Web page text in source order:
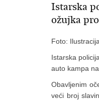
Istarska
ožujka
Foto:
Istarska
auto kampa
Obavljenim
veći broj